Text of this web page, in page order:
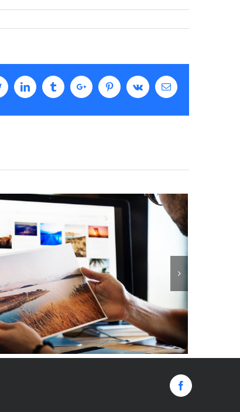
TwitterLinkedin TumblrGoogle+ PinterestVk Email
Facebook